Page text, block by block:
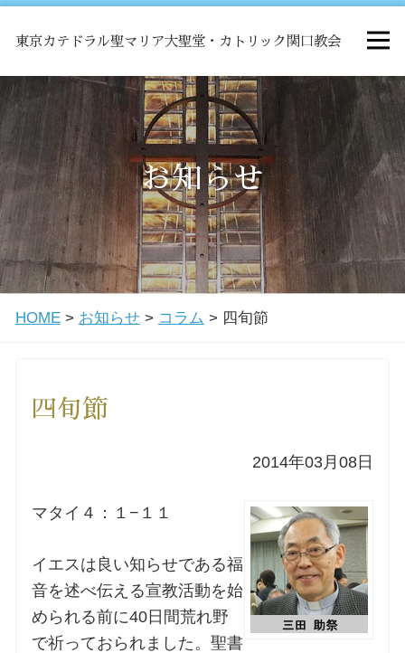
東京カテドラル聖マリア大聖堂・カトリック関口教会
HOME
ミサ
お知らせ
関口教会について
教会学校・中高生会
森田神父の講座
シスター中島の講座
お知らせ
HOME> お知らせ> コラム > 四旬節
四旬節
2014年03月08日
マタイ４：１−１１
イエスは良い知らせである福
音を述べ伝える宣教活動を始
められる前に40日間荒れ野
で祈っておられました。聖書